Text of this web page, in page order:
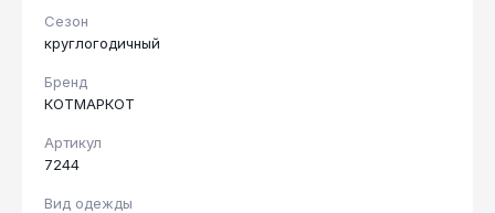
Сезон
круглогодичный
Бренд
КОТМАРКОТ
Артикул
7244
Вид одежды